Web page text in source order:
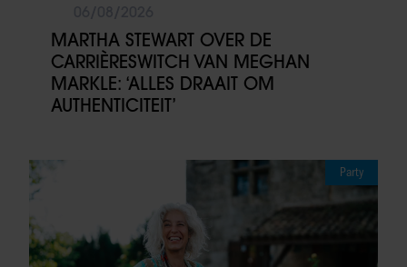
MARTHA STEWART OVER DE
CARRIÈRESWITCH VAN MEGHAN
MARKLE: ‘ALLES DRAAIT OM
AUTHENTICITEIT’
Party